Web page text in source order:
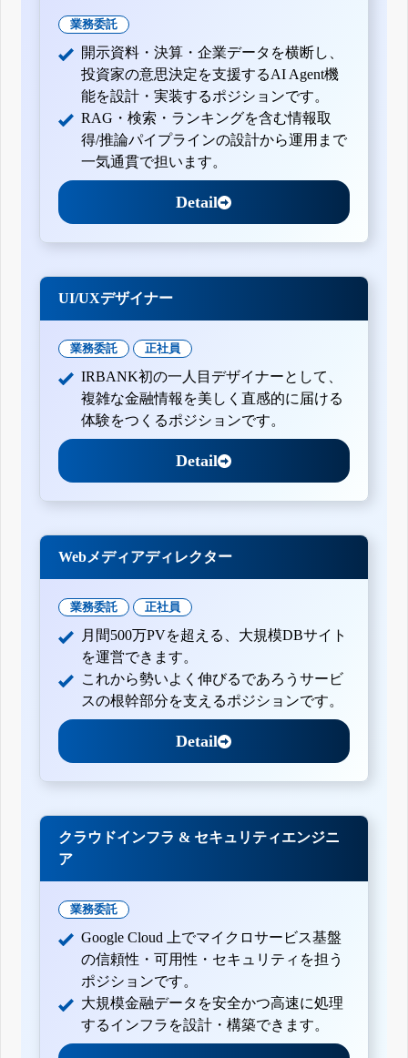
業務委託
開示資料・決算・企業データを横断し、
投資家の意思決定を支援するAI Agent機
能を設計・実装するポジションです。
RAG・検索・ランキングを含む情報取
得/推論パイプラインの設計から運用まで
一気通貫で担います。
Detail
UI/UXデザイナー
業務委託 正社員
IRBANK初の一人目デザイナーとして、
複雑な金融情報を美しく直感的に届ける
体験をつくるポジションです。
Detail
Webメディアディレクター
業務委託 正社員
月間500万PVを超える、大規模DBサイト
を運営できます。
これから勢いよく伸びるであろうサービ
スの根幹部分を支えるポジションです。
Detail
クラウドインフラ & セキュリティエンジニ
ア
業務委託
Google Cloud 上でマイクロサービス基盤
の信頼性・可用性・セキュリティを担う
ポジションです。
大規模金融データを安全かつ高速に処理
するインフラを設計・構築できます。